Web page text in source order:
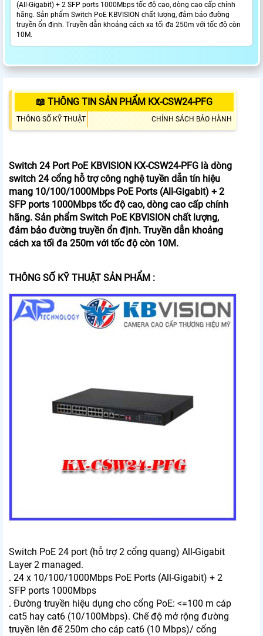
(All-Gigabit) + 2 SFP ports 1000Mbps tốc độ cao, dòng cao cấp chính
hãng. Sản phẩm Switch PoE KBVISION chất lượng, đảm bảo đường
truyền ổn định. Truyền dẫn khoảng cách xa tối đa 250m với tốc độ còn
10M.
📖 THÔNG TIN SẢN PHẨM KX-CSW24-PFG
THÔNG SỐ KỸ THUẬT CHÍNH SÁCH BẢO HÀNH
Switch 24 Port PoE KBVISION KX-CSW24-PFG là dòng
switch 24 cổng hỗ trợ công nghệ tuyền dẫn tín hiệu
mang 10/100/1000Mbps PoE Ports (All-Gigabit) + 2
SFP ports 1000Mbps tốc độ cao, dòng cao cấp chính
hãng. Sản phẩm Switch PoE KBVISION chất lượng,
đảm bảo đường truyền ổn định. Truyền dẫn khoảng
cách xa tối đa 250m với tốc độ còn 10M.
THÔNG SỐ KỸ THUẬT SẢN PHẨM :
Switch PoE 24 port (hỗ trợ 2 cổng quang) All-Gigabit
Layer 2 managed.
. 24 x 10/100/1000Mbps PoE Ports (All-Gigabit) + 2
SFP ports 1000Mbps
. Đường truyền hiệu dụng cho cổng PoE: <=100 m cáp
cat5 hay cat6 (10/100Mbps). Chế độ mở rộng đường
truyền lên đế 250m cho cáp cat6 (10 Mbps)/ cổng